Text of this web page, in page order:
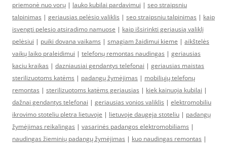
priemonė nuo vorų | lauko kubilai pardavimui | seo straipsniu
talpinimas | geriausias pelėsio valiklis | seo straipsniu talpinimas | kaip
isvengti pelesio atsiradimo namuose | kaip išsirinkti geriausią valiklį
pelėsiui | puiki dovana vaikams | smagiam žaidimui kieme | aikštelės
vaikų laiko praleidimui | telefonų remontas naudingas | geriausias
kaciu kraikas | dazniausiai gendantys telefonai | geriausias maistas
sterilizuotoms katėms | padangų žymėjimas | mobiliųjų telefonų
remontas | sterilizuotoms katėms geriausias | kiek kainuoja kubilai |
dažnai gendantys telefonai | geriausias vonios valiklis | elektromobiliu
ikrovimo stoteliu pletra lietuvoje | lietuvoje daugeja stoteliu | padangų
žymėjimas reikalingas | vasarinės padangos elektromobiliams |
naudingas žieminių padangų žymėjimas | kuo naudingas remontas |